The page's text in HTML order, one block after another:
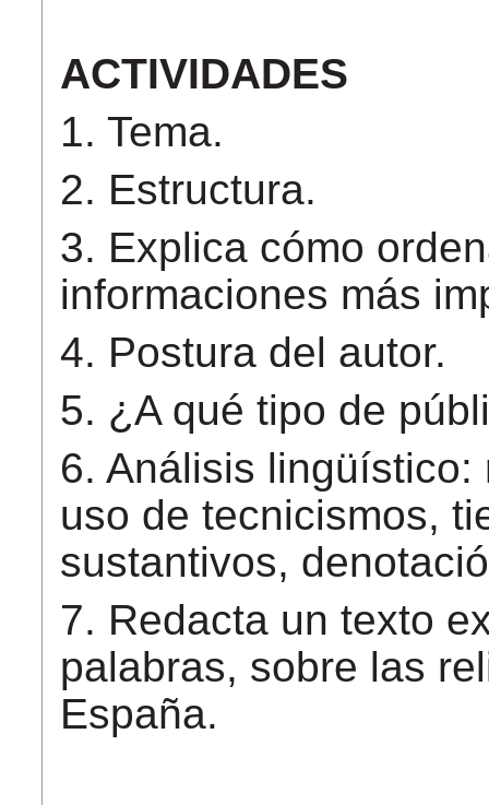
ACTIVIDADES
1. Tema.
2. Estructura.
3. Explica cómo
informaciones más
4. Postura del autor.
5. ¿A qué tipo de
6. Análisis
uso de tecnicismos,
sustantivos,
7. Redacta un texto
palabras, sobre las
España.